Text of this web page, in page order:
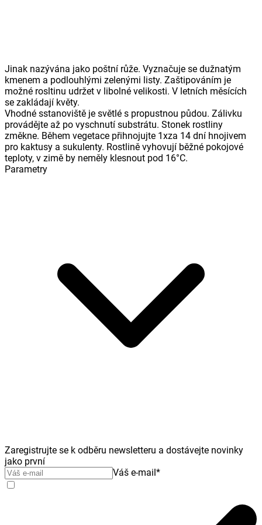
Jinak nazývána jako poštní růže. Vyznačuje se dužnatým
kmenem a podlouhlými zelenými listy. Zaštipováním je
možné rosltinu udržet v libolné velikosti. V letních měsících
se zakládají květy.
Vhodné sstanoviště je světlé s propustnou půdou. Zálivku
provádějte až po vyschnutí substrátu. Stonek rostliny
změkne. Během vegetace přihnojujte 1xza 14 dní hnojivem
pro kaktusy a sukulenty. Rostlině vyhovují běžné pokojové
teploty, v zimě by neměly klesnout pod 16°C.
Parametry
Zaregistrujte se k odběru newsletteru a dostávejte novinky
jako první
Váš e-mail*